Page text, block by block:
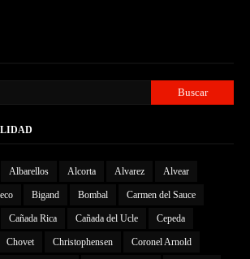
Albarellos Alcorta Alvarez Alvear
Bigand Bombal Carmen del Sauce
Cañada Rica Cañada del Ucle Cepeda
Chovet Christophensen Coronel Arnold